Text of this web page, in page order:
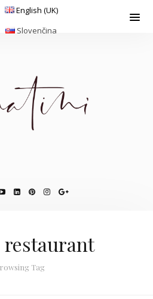
English (UK)
Slovenčina
restaurant
Tag